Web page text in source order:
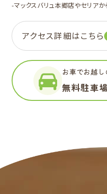
-マックスバリュ本郷店やセリアか
アクセス詳細はこちら
お車でお越し
無料駐車場